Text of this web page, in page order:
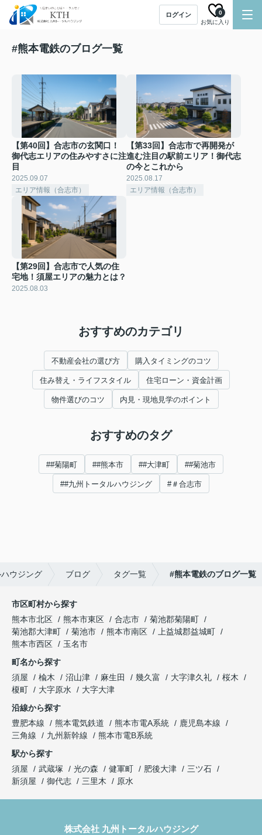
ログイン
お気に入り
0
#熊本電鉄のブログ一覧
【第40回】合志市の玄関口！
御代志エリアの住みやすさに注
目
2025.09.07
エリア情報（合志市）
【第33回】合志市で再開発が
進む注目の駅前エリア！御代志
の今とこれから
2025.08.17
エリア情報（合志市）
【第29回】合志市で人気の住
宅地！須屋エリアの魅力とは？
2025.08.03
おすすめのカテゴリ
不動産会社の選び方 購入タイミングのコツ
住み替え・ライフスタイル 住宅ローン・資金計画
物件選びのコツ 内見・現地見学のポイント
おすすめのタグ
##菊陽町 ##熊本市 ##大津町 ##菊池市
##九州トータルハウジング #＃合志市
ウジング ブログ タグ一覧 #熊本電鉄のブログ一覧
市区町村から探す
熊本市北区
熊本市東区 合志市
菊池郡菊陽町
菊池郡大津町
菊池市 熊本市南区
上益城郡益城町
熊本市西区
玉名市
町名から探す
須屋
楡木 沼山津 麻生田 幾久富 大字津久礼
桜木
榎町
大字原水
大字大津
沿線から探す
豊肥本線
熊本電気鉄道 熊本市電A系統
鹿児島本線
三角線
九州新幹線
熊本市電B系統
駅から探す
須屋
武蔵塚 光の森 健軍町 肥後大津
三ツ石
新須屋
御代志 三里木 原水
株式会社 九州トータルハウジング